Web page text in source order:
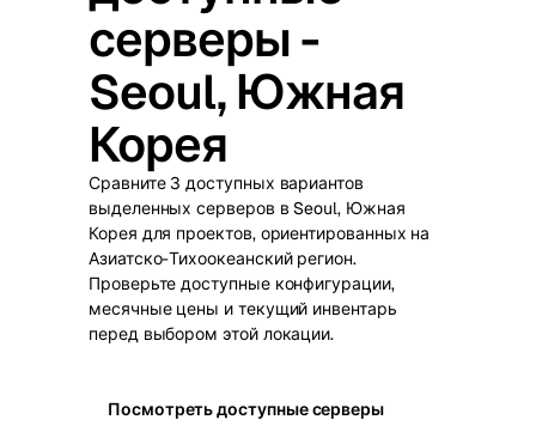
серверы -
Seoul, Южная
Корея
Сравните 3 доступных вариантов
выделенных серверов в Seoul, Южная
Корея для проектов, ориентированных на
Азиатско-Тихоокеанский регион.
Проверьте доступные конфигурации,
месячные цены и текущий инвентарь
перед выбором этой локации.
Посмотреть доступные серверы